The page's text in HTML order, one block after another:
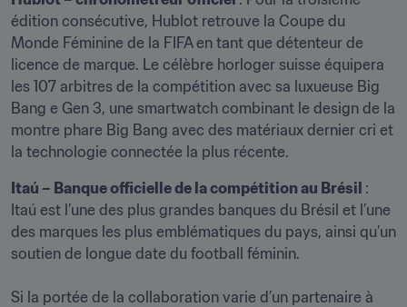
édition consécutive, Hublot retrouve la Coupe du
Monde Féminine de la FIFA en tant que détenteur de
licence de marque. Le célèbre horloger suisse équipera
les 107 arbitres de la compétition avec sa luxueuse Big
Bang e Gen 3, une smartwatch combinant le design de la
montre phare Big Bang avec des matériaux dernier cri et
la technologie connectée la plus récente.
Itaú – Banque officielle de la compétition au Brésil :
Itaú est l’une des plus grandes banques du Brésil et l’une
des marques les plus emblématiques du pays, ainsi qu’un
soutien de longue date du football féminin.
Si la portée de la collaboration varie d’un partenaire à